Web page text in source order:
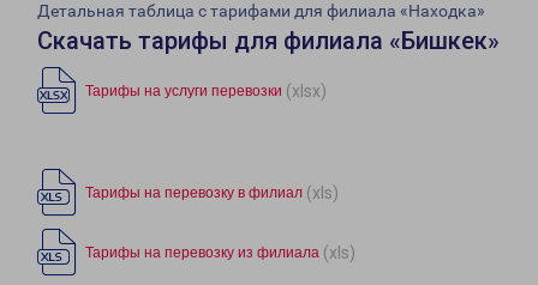
Детальная таблица с тарифами для филиала «Находка»
Скачать тарифы для филиала «Бишкек»
Тарифы на услуги перевозки (xlsx)
Тарифы на перевозку в филиал (xls)
Тарифы на перевозку из филиала (xls)